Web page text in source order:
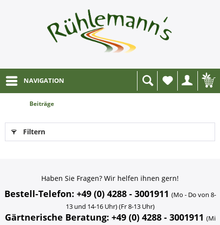
NAVIGATION
Wunschliste
Beiträge
Filtern
Haben Sie Fragen? Wir helfen ihnen gern!
Bestell-Telefon: +49 (0) 4288 - 3001911 (Mo - Do von 8-
13 und 14-16 Uhr) (Fr 8-13 Uhr)
Gärtnerische Beratung: +49 (0) 4288 - 3001911 (Mi